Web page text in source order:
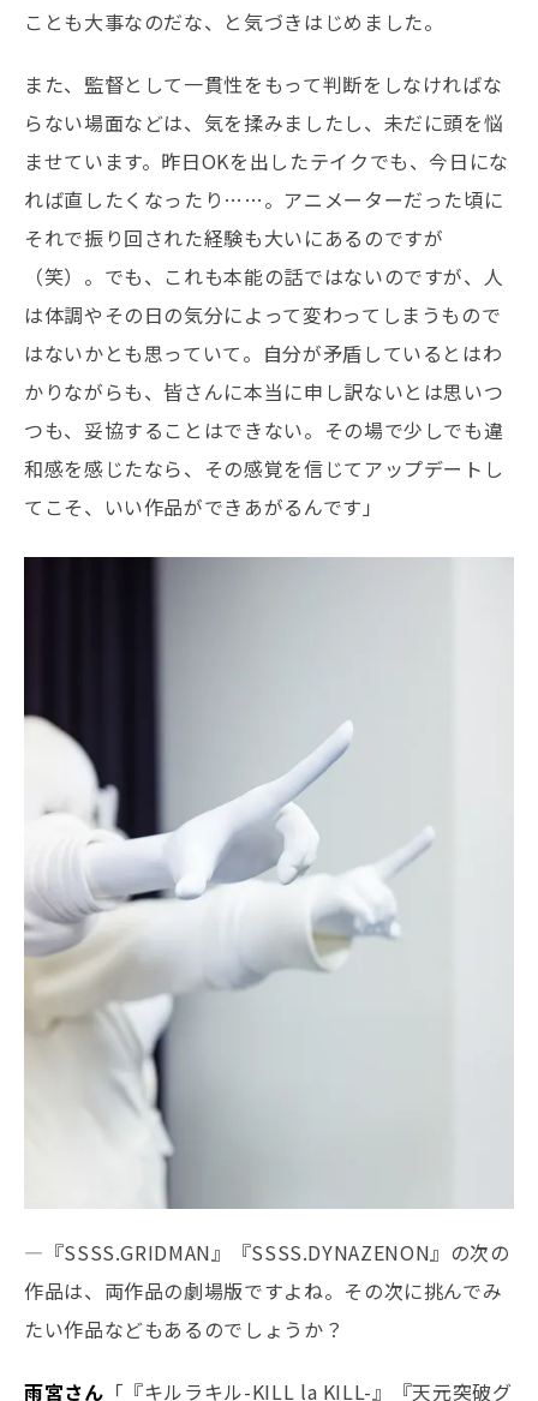
ことも大事なのだな、と気づきはじめました。
また、監督として一貫性をもって判断をしなければな
らない場面などは、気を揉みましたし、未だに頭を悩
ませています。昨日OKを出したテイクでも、今日にな
れば直したくなったり……。アニメーターだった頃に
それで振り回された経験も大いにあるのですが
（笑）。でも、これも本能の話ではないのですが、人
は体調やその日の気分によって変わってしまうもので
はないかとも思っていて。自分が矛盾しているとはわ
かりながらも、皆さんに本当に申し訳ないとは思いつ
つも、妥協することはできない。その場で少しでも違
和感を感じたなら、その感覚を信じてアップデートし
てこそ、いい作品ができあがるんです」
―『SSSS.GRIDMAN』『SSSS.DYNAZENON』の次の
作品は、両作品の劇場版ですよね。その次に挑んでみ
たい作品などもあるのでしょうか？
雨宮さん 「『キルラキル-KILL la KILL-』『天元突破グ